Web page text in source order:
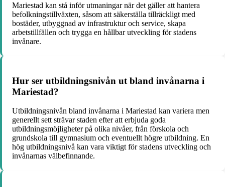
Mariestad kan stå inför utmaningar när det gäller att hantera
befolkningstillväxten, såsom att säkerställa tillräckligt med
bostäder, utbyggnad av infrastruktur och service, skapa
arbetstillfällen och trygga en hållbar utveckling för stadens
invånare.
Hur ser utbildningsnivån ut bland invånarna i
Mariestad?
Utbildningsnivån bland invånarna i Mariestad kan variera men
generellt sett strävar staden efter att erbjuda goda
utbildningsmöjligheter på olika nivåer, från förskola och
grundskola till gymnasium och eventuellt högre utbildning. En
hög utbildningsnivå kan vara viktigt för stadens utveckling och
invånarnas välbefinnande.